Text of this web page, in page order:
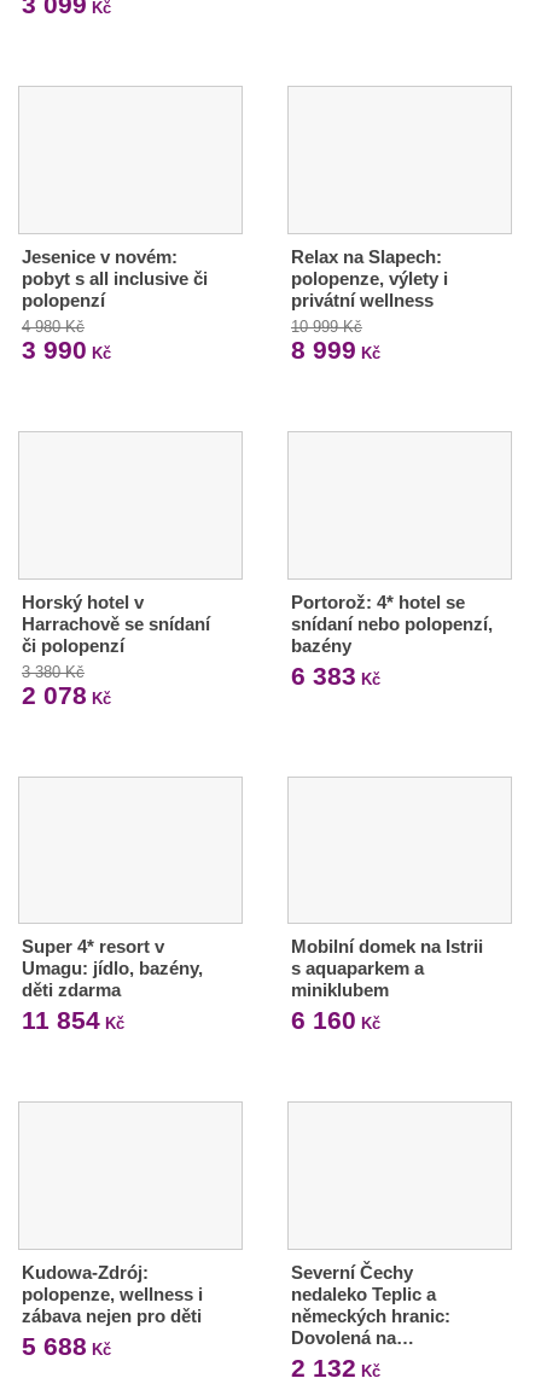
Kč
Jesenice v novém:
pobyt s all inclusive či
polopenzí
4 980 Kč
3 990 Kč
Relax na Slapech:
polopenze, výlety i
privátní wellness
10 999 Kč
8 999 Kč
Horský hotel v
Harrachově se snídaní
či polopenzí
3 380 Kč
2 078 Kč
Portorož: 4* hotel se
snídaní nebo polopenzí,
bazény
6 383 Kč
Super 4* resort v
Umagu: jídlo, bazény,
děti zdarma
11 854 Kč
Mobilní domek na Istrii
s aquaparkem a
miniklubem
6 160 Kč
Kudowa-Zdrój:
polopenze, wellness i
zábava nejen pro děti
5 688 Kč
Severní Čechy
nedaleko Teplic a
německých hranic:
Dovolená na…
2 132 Kč